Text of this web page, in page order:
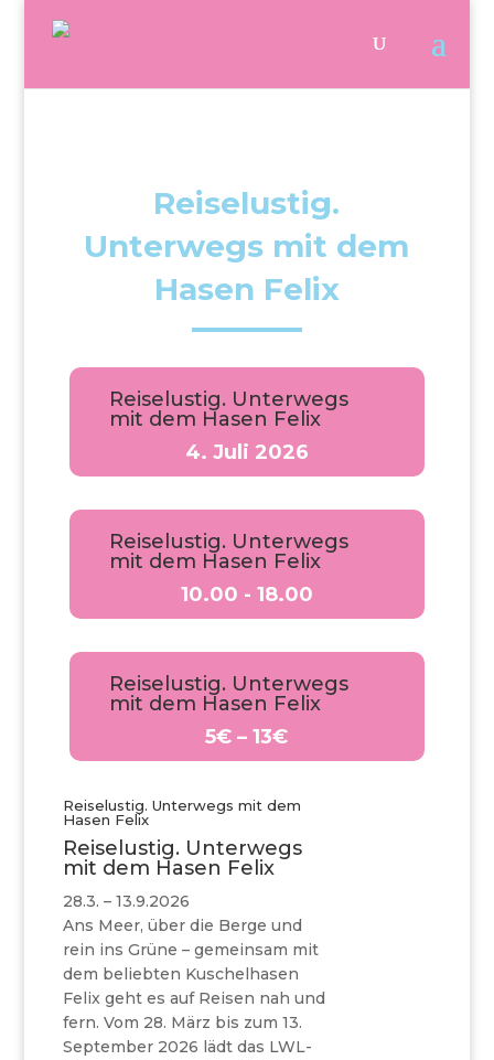
Reiselustig.
Unterwegs mit dem
Hasen Felix
Reiselustig. Unterwegs
mit dem Hasen Felix
4. Juli 2026
Reiselustig. Unterwegs
mit dem Hasen Felix
10.00 - 18.00
Reiselustig. Unterwegs
mit dem Hasen Felix
5€ – 13€
Reiselustig. Unterwegs mit dem
Hasen Felix
Reiselustig. Unterwegs
mit dem Hasen Felix
28.3. – 13.9.2026
Ans Meer, über die Berge und
rein ins Grüne – gemeinsam mit
dem beliebten Kuschelhasen
Felix geht es auf Reisen nah und
fern. Vom 28. März bis zum 13.
September 2026 lädt das LWL-